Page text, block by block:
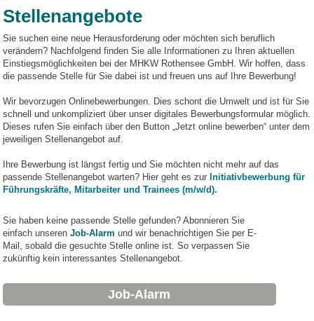
Stellenangebote
Sie suchen eine neue Herausforderung oder möchten sich beruflich
verändern? Nachfolgend finden Sie alle Informationen zu Ihren aktuellen
Einstiegsmöglichkeiten bei der MHKW Rothensee GmbH .Wir hoffen, dass
die passende Stelle für Sie dabei ist und freuen uns auf Ihre Bewerbung!
Wir bevorzugen Onlinebewerbungen. Dies schont die Umwelt und ist für Sie
schnell und unkompliziert über unser digitales Bewerbungsformular möglich.
Dieses rufen Sie einfach über den Button „Jetzt online bewerben“ unter dem
jeweiligen Stellenangebot auf.
Ihre Bewerbung ist längst fertig und Sie möchten nicht mehr auf das
passende Stellenangebot warten? Hier geht es zur Initiativbewerbung für
Führungskräfte, Mitarbeiter und Trainees (m/w/d).
Sie haben keine passende Stelle gefunden? Abonnieren Sie
einfach unserenJob-Alarm und wir benachrichtigen Sie per E-
Mail, sobald die gesuchte Stelle online ist. So verpassen Sie
zukünftig kein interessantes Stellenangebot.
Job-Alarm